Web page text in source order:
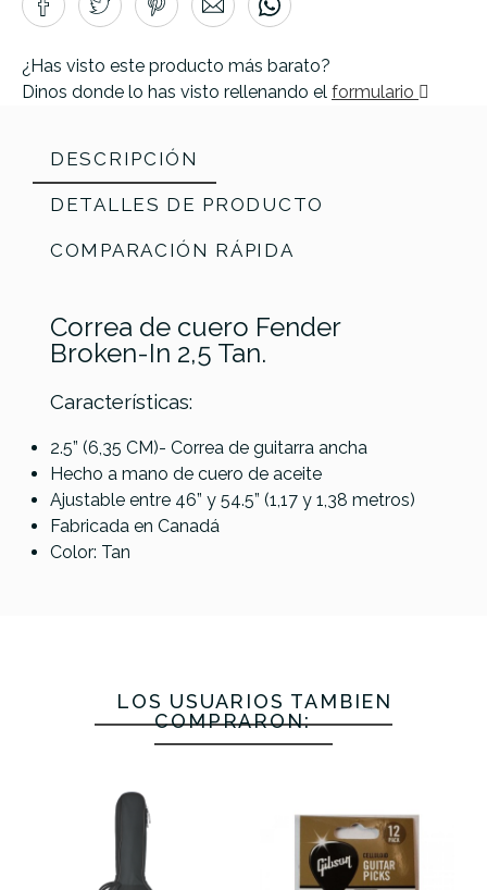
¿Has visto este producto más barato?
Dinos donde lo has visto rellenando el formulario
DESCRIPCIÓN
DETALLES DE PRODUCTO
COMPARACIÓN RÁPIDA
Correa de cuero Fender
Broken-In 2,5 Tan.
Características:
2.5” (6,35 CM)- Correa de guitarra ancha
Hecho a mano de cuero de aceite
Ajustable entre 46” y 54.5” (1,17 y 1,38 metros)
Fabricada en Canadá
Color: Tan
Referencia CORRGUIFEN072
Righton
Bassman
B-Cork
Brown
DAddario
35BAL00-CFT
RightOn
Carbon
4145
No hay características para comparar
LOS USUARIOS TAMBIÉN
COMPRARON: